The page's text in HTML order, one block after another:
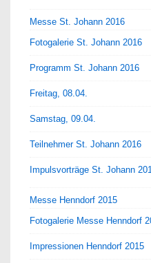
Messe St. Johann 2016
Fotogalerie St. Johann 2016
Programm St. Johann 2016
Freitag, 08.04.
Samstag, 09.04.
Teilnehmer St. Johann 2016
Impulsvorträge St. Johann
Messe Henndorf 2015
Fotogalerie Messe Henndorf
Impressionen Henndorf 2015